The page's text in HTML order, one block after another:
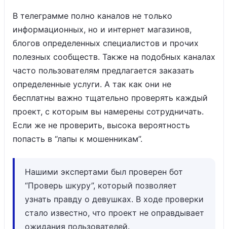
В телеграмме полно каналов не только
информационных, но и интернет магазинов,
блогов определенных специалистов и прочих
полезных сообществ. Также на подобных каналах
часто пользователям предлагается заказать
определенные услуги. А так как они не
бесплатны важно тщательно проверять каждый
проект, с которым вы намерены сотрудничать.
Если же не проверить, высока вероятность
попасть в “лапы к мошенникам”.
Нашими экспертами был проверен бот
“Проверь шкуру”, который позволяет
узнать правду о девушках. В ходе проверки
стало известно, что проект не оправдывает
ожидания пользователей.